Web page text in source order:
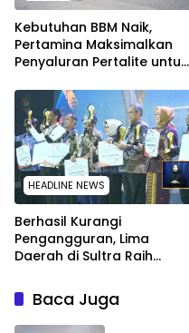
Kebutuhan BBM Naik,
Pertamina Maksimalkan
Penyaluran Pertalite untuk
HEADLINE NEWS
Berhasil Kurangi
Pengangguran, Lima
Daerah di Sultra Raih
Kemendagri
Baca Juga